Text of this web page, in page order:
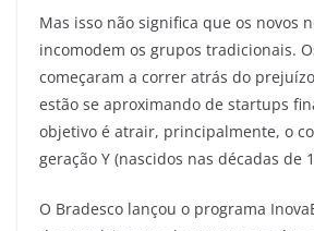
Mas isso não significa que os novos
incomodem os grupos tradicionais.
começaram a correr atrás do
estão se aproximando de startups
objetivo é atrair, principalmente, o
geração Y (nascidos nas décadas de
O Bradesco lançou o programa